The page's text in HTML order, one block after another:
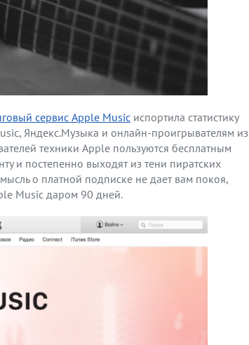
сервис Apple Music испортила статистику
Яндекс.Музыка и онлайн-проигрывателям из
техники Apple пользуются бесплатным
и постепенно выходят из тени пиратских
о платной подписке не дает вам покоя,
Music даром 90 дней.